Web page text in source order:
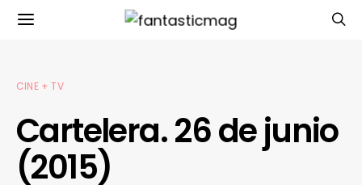
CINE + TV
Cartelera. 26 de junio
(2015)